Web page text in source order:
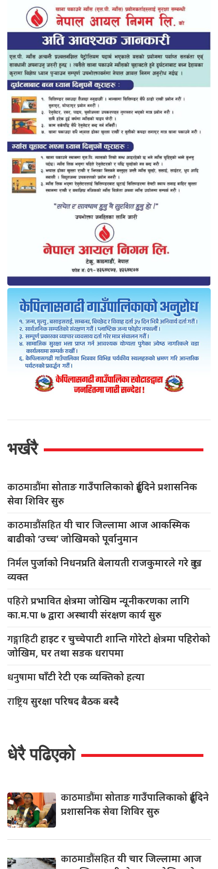
भर्खरै
काठमाडौंमासोताङ गाउँपालिकाको दुईदिने प्रशासनिक
सेवा शिविर सुरु
काठमाडौंसहितयी चार जिल्लामा आज आकस्मिक
बाढीको ‘उच्च’ जोखिमको पूर्वानुमान
निर्मलपुर्जाको निधनप्रति बेलायती राजकुमारले गरे दुःख
व्यक्त
पहिरोप्रभावित क्षेत्रमा जोखिम न्यूनीकरणका लागि
का.म.पा ७ द्वारा अस्थायी संरक्षण कार्य सुरु
गङ्गाहिटीहाइट र चुच्चेपाटी शान्ति गोरेटो क्षेत्रमा पहिरोको
जोखिम, घर तथा सडक धरापमा
धनुषामाघाँटी रेटी एक व्यक्तिको हत्या
राष्ट्रियसुरक्षा परिषद बैठक बस्दै
धेरै पढिएको
काठमाडौंमासोताङ गाउँपालिकाको दुईदिने
प्रशासनिक सेवा शिविर सुरु
काठमाडौंसहितयी चार जिल्लामा आज